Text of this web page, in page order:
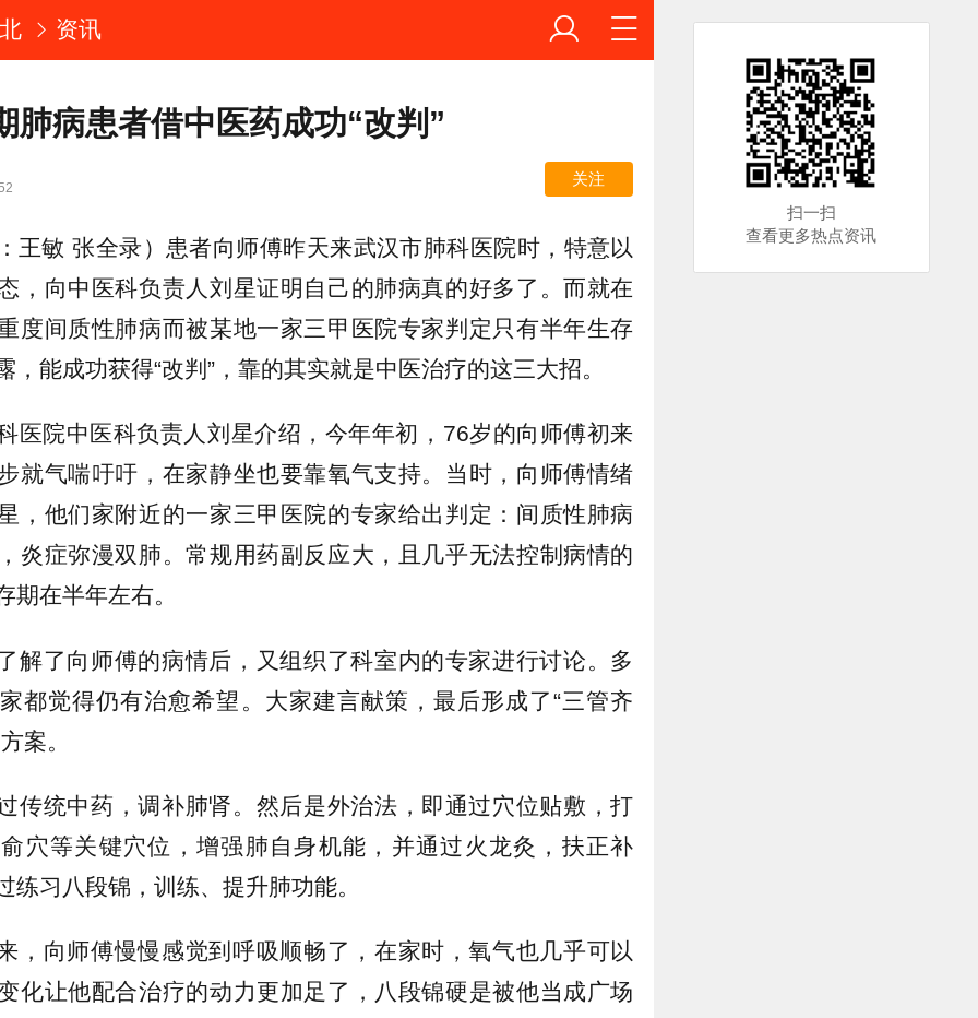
资讯
肺病患者借中医药成功“改判”
关注
王敏 张全录）患者向师傅昨天来武汉市肺科医院时，特意以
，向中医科负责人刘星证明自己的肺病真的好多了。而就在
度间质性肺病而被某地一家三甲医院专家判定只有半年生存
，能成功获得“改判”，靠的其实就是中医治疗的这三大招。
医院中医科负责人刘星介绍，今年年初，76岁的向师傅初来
就气喘吁吁，在家静坐也要靠氧气支持。当时，向师傅情绪
，他们家附近的一家三甲医院的专家给出判定：间质性肺病
炎症弥漫双肺。常规用药副反应大，且几乎无法控制病情的
期在半年左右。
解了向师傅的病情后，又组织了科室内的专家进行讨论。多
都觉得仍有治愈希望。大家建言献策，最后形成了“三管齐
案。
传统中药，调补肺肾。然后是外治法，即通过穴位贴敷，打
穴等关键穴位，增强肺自身机能，并通过火龙灸，扶正补
练习八段锦，训练、提升肺功能。
，向师傅慢慢感觉到呼吸顺畅了，在家时，氧气也几乎可以
化让他配合治疗的动力更加足了，八段锦硬是被他当成广场
扫一扫
查看更多热点资讯